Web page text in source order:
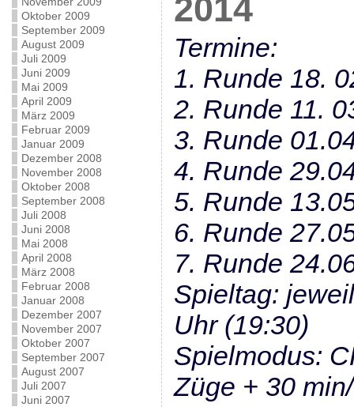
Oktober 2009
September 2009
August 2009
Juli 2009
Juni 2009
Mai 2009
April 2009
März 2009
Februar 2009
Januar 2009
Dezember 2008
November 2008
Oktober 2008
September 2008
Juli 2008
Juni 2008
Mai 2008
April 2008
März 2008
Februar 2008
Januar 2008
Dezember 2007
November 2007
Oktober 2007
September 2007
August 2007
Juli 2007
Juni 2007
2014
Termine:
1. Runde 18.
2. Runde 11.
3. Runde
4. Runde
5. Runde
6. Runde
7. Runde
Spieltag:
Uhr (19:30)
Spielmodus:
Züge + 30